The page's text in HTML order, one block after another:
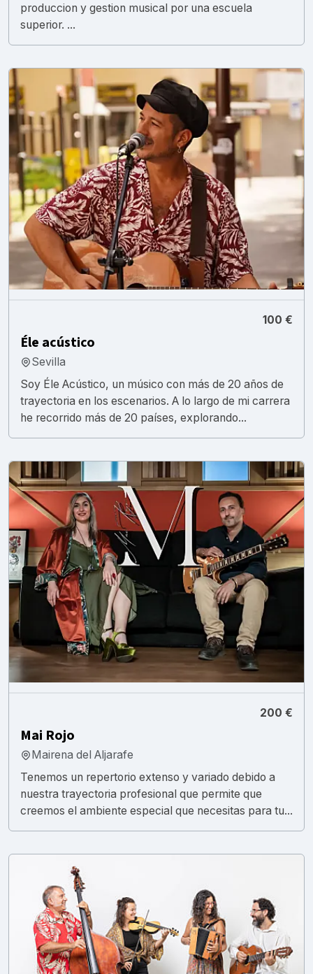
produccion y gestion musical por una escuela
superior. ...
100 €
Éle acústico
Sevilla
Soy Éle Acústico, un músico con más de 20 años de
trayectoria en los escenarios. A lo largo de mi carrera
he recorrido más de 20 países, explorando...
200 €
Mai Rojo
Mairena del Aljarafe
Tenemos un repertorio extenso y variado debido a
nuestra trayectoria profesional que permite que
creemos el ambiente especial que necesitas para tu...